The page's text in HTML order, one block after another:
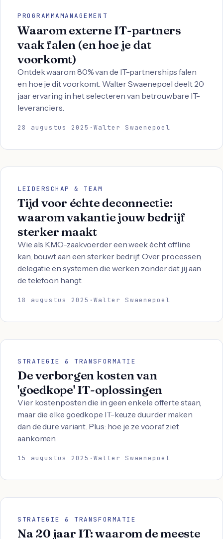
PROGRAMMAMANAGEMENT
Waarom externe IT-partners
vaak falen (en hoe je dat
voorkomt)
Ontdek waarom 80% van de IT-partnerships falen
en hoe je dit voorkomt. Walter Swaenepoel deelt 20
jaar ervaring in het selecteren van betrouwbare IT-
leveranciers.
28 augustus 2025 ·Walter Swaenepoel
LEIDERSCHAP & TEAM
Tijd voor échte deconnectie:
waarom vakantie jouw bedrijf
sterker maakt
Wie als KMO-zaakvoerder een week écht offline
kan, bouwt aan een sterker bedrijf. Over processen,
delegatie en systemen die werken zonder dat jij aan
de telefoon hangt.
18 augustus 2025 ·Walter Swaenepoel
STRATEGIE & TRANSFORMATIE
De verborgen kosten van
'goedkope' IT-oplossingen
Vier kostenposten die in geen enkele offerte staan,
maar die elke goedkope IT-keuze duurder maken
dan de dure variant. Plus: hoe je ze vooraf ziet
aankomen.
15 augustus 2025 ·Walter Swaenepoel
STRATEGIE & TRANSFORMATIE
Na 20 jaar IT: waarom de meeste